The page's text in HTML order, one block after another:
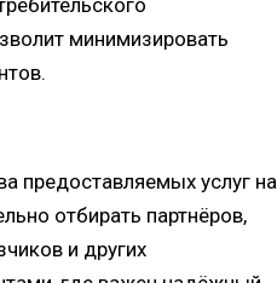
минимизировать
предоставляемых услуг на
отбирать партнёров,
и других